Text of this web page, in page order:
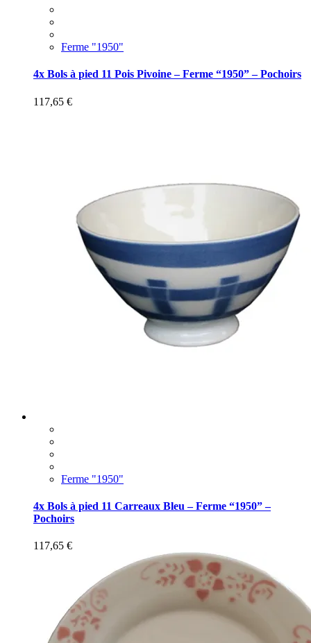
Ferme "1950"
4x Bols à pied 11 Pois Pivoine – Ferme “1950” – Pochoirs
117,65 €
Ferme "1950"
4x Bols à pied 11 Carreaux Bleu – Ferme “1950” –
Pochoirs
117,65 €